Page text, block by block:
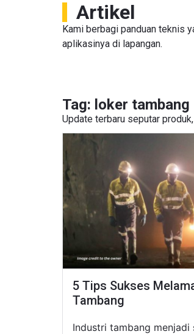
Artikel
Kami berbagi panduan teknis
aplikasinya di lapangan.
Tag: loker tambang
Update terbaru seputar
5 Tips Sukses
Tambang
Industri tambang menjadi